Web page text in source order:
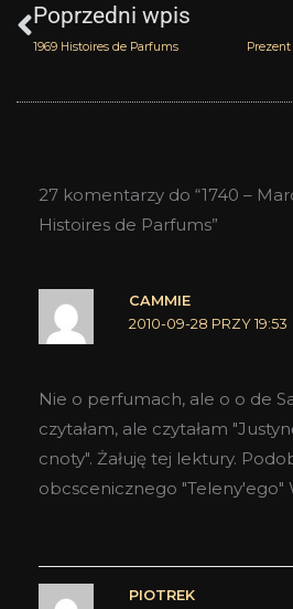
Poprzedni wpis
1969 Histoires de Parfums
27 komentarzy do “1740 –
Histoires de Parfums”
CAMMIE
2010-09-28 PRZY 19:53
Nie o perfumach, ale o o de
czytałam, ale czytałam
cnoty". Żałuję tej lektury.
obcscenicznego "Teleny'ego"
PIOTREK